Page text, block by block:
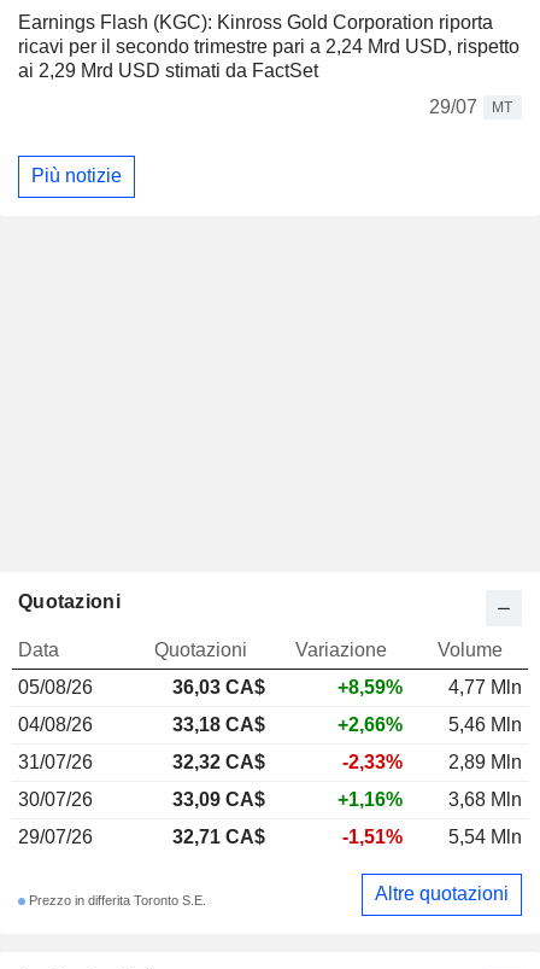
Earnings Flash (KGC): Kinross Gold Corporation riporta
ricavi per il secondo trimestre pari a 2,24 Mrd USD, rispetto
ai 2,29 Mrd USD stimati da FactSet
29/07
MT
Più notizie
Quotazioni
Data Quotazioni Variazione
Volume
05/08/26
36,03 CA$ +8,59%
4,77 Mln
04/08/26
33,18 CA$ +2,66%
5,46 Mln
31/07/26
32,32 CA$ -2,33%
2,89 Mln
30/07/26
33,09 CA$ +1,16%
3,68 Mln
29/07/26
32,71 CA$ -1,51% 5,54 Mln
Prezzo in differita Toronto S.E. Altre quotazioni